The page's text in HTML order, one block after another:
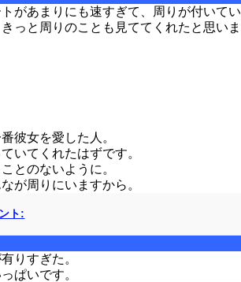
があまりにも速すぎて、周りが付いてい
っと周りのことも見ててくれたと思いま
彼女を愛した人。
いてくれたはずです。
とのないように。
が周りにいますから。
ト:
りすぎた。
ぱいです。